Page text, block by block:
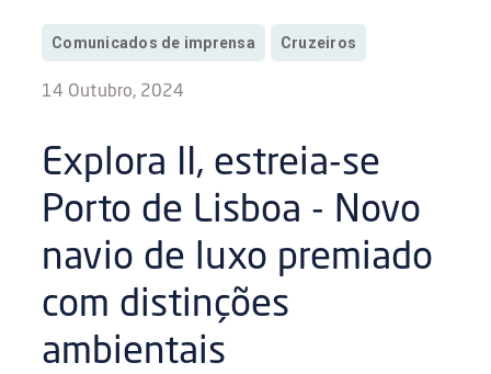
Comunicados de imprensa Cruzeiros
14 Outubro, 2024
Explora II, estreia-se
Porto de Lisboa - Novo
navio de luxo premiado
com distinções
ambientais